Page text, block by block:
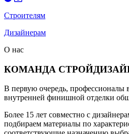
Строителям
Дизайнерам
О нас
КОМАНДА
В первую очередь, профессионалы
внутренней финишной отделки
Более 15 лет совместно с
подбираем материалы по